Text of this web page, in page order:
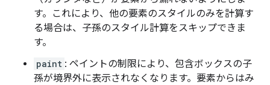
す。これにより、他の要素のスタイルのみを計算す
る場合は、子孫のスタイル計算をスキップできま
す。
paint : ペイントの制限により、包含ボックスの子
孫が境界外に表示されなくなります。要素からはみ